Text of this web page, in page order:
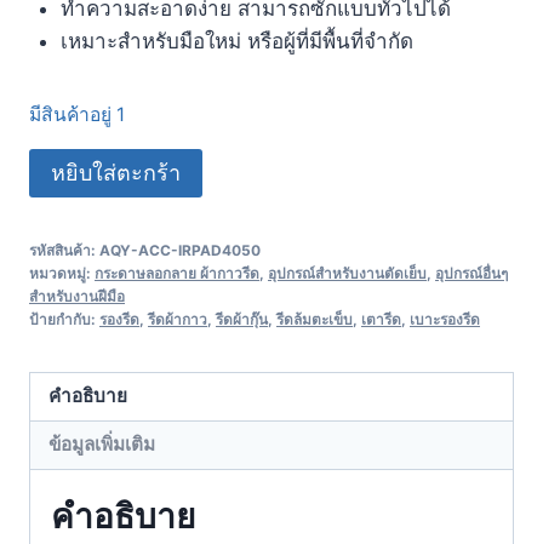
ทำความสะอาดง่าย สามารถซักแบบทั่วไปได้
เหมาะสำหรับมือใหม่ หรือผู้ที่มีพื้นที่จำกัด
มีสินค้าอยู่ 1
หยิบใส่ตะกร้า
รหัสสินค้า: AQY-ACC-IRPAD4050
หมวดหมู่: กระดาษลอกลาย ผ้ากาวรีด อุปกรณ์สำหรับงานตัดเย็บ อุปกรณ์อื่นๆ
สำหรับงานฝีมือ
ป้ายกำกับ: รองรีด ,รีดผ้ากาว ,รีดผ้ากุ๊น,รีดล้มตะเข็บ เตารีด เบาะรองรีด
คำอธิบาย
ข้อมูลเพิ่มเติม
คำอธิบาย